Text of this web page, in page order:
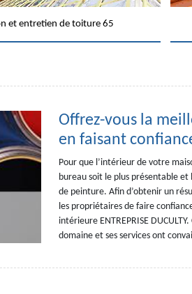
et entretien de toiture 65
Offrez-vous la
en faisant confiance
Pour que l’intérieur de votre
bureau soit le plus présentable
de peinture. Afin d’obtenir un
les propriétaires de faire
intérieure ENTREPRISE
domaine et ses services ont